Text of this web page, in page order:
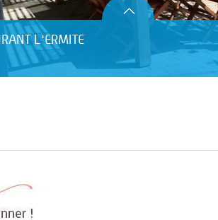
L'ERMITE